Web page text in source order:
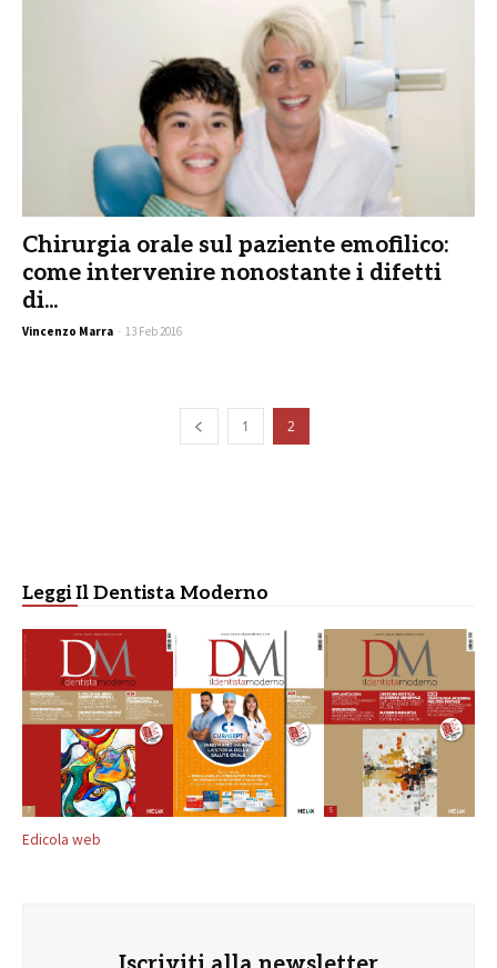
Chirurgia orale sul paziente emofilico:
come intervenire nonostante i difetti
di...
Vincenzo Marra - 13 Feb 2016
1 2
Leggi Il Dentista Moderno
Edicola web